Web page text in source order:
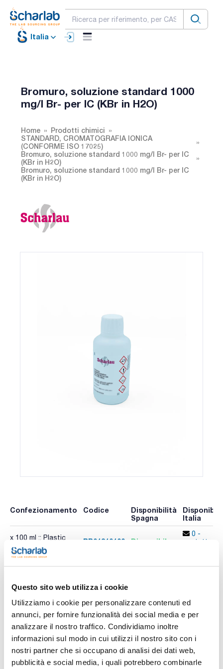
Questo sito web utilizza i cookie
Utilizziamo i cookie per personalizzare contenuti ed
annunci, per fornire funzionalità dei social media e per
analizzare il nostro traffico. Condividiamo inoltre
informazioni sul modo in cui utilizzi il nostro sito con i
nostri partner che si occupano di analisi dei dati web,
pubblicità e social media, i quali potrebbero combinarle
Italia
Bromuro, soluzione standard 1000
mg/l Br- per IC (KBr in H2O)
Home
Prodotti chimici
STANDARD, CROMATOGRAFIA IONICA
(CONFORME ISO 17025)
Bromuro, soluzione standard 1000 mg/l Br- per IC
(KBr in H2O)
Bromuro, soluzione standard 1000 mg/l Br- per IC
(KBr in H2O)
Confezionamento Codice
Disponibilità
Spagna
Italia
x 100 ml :: Plastic
bottle
BR01310100 Disponibile
0 -
contatta i
Confezionamento Codice
Spagna
Italia
x 500 ml :: Plastic
bottle
BR01310500
Controlla le
scorte
Controlla